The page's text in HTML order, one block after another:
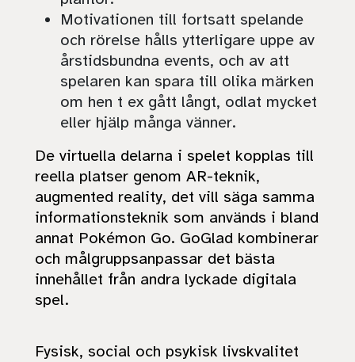
Motivationen till fortsatt spelande
och rörelse hålls ytterligare uppe av
årstidsbundna events, och av att
spelaren kan spara till olika märken
om hen t ex gått långt, odlat mycket
eller hjälp många vänner.
De virtuella delarna i spelet kopplas till
reella platser genom AR-teknik,
augmented reality, det vill säga samma
informationsteknik som används i bland
annat Pokémon Go. GoGlad kombinerar
och målgruppsanpassar det bästa
innehållet från andra lyckade digitala
spel.
Fysisk, social och psykisk livskvalitet